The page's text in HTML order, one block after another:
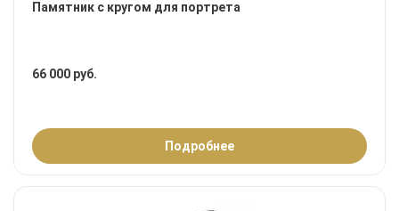
Памятник с кругом для портрета
66 000 руб.
Подробнее